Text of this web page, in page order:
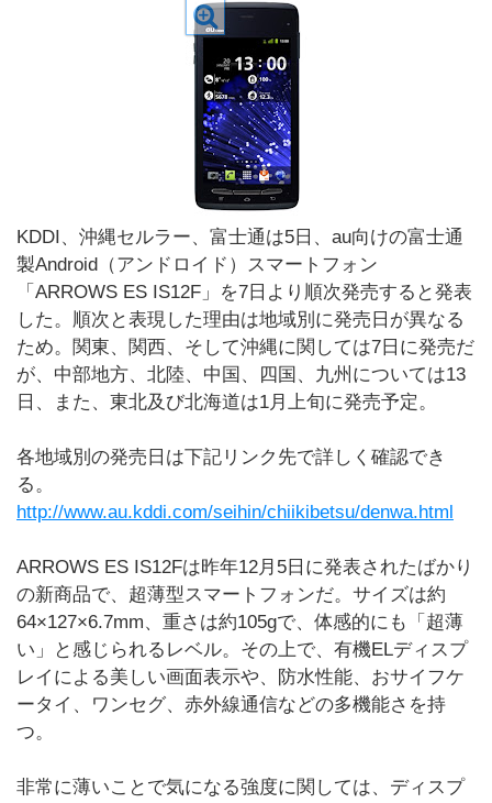
KDDI、沖縄セルラー、富士通は5日、au向けの富士通
製Android（アンドロイド）スマートフォン
「ARROWS ES IS12F」を7日より順次発売すると発表
した。順次と表現した理由は地域別に発売日が異なる
ため。関東、関西、そして沖縄に関しては7日に発売だ
が、中部地方、北陸、中国、四国、九州については13
日、また、東北及び北海道は1月上旬に発売予定。
各地域別の発売日は下記リンク先で詳しく確認でき
る。
http://www.au.kddi.com/seihin/chiikibetsu/denwa.html
ARROWS ES IS12Fは昨年12月5日に発表されたばかり
の新商品で、超薄型スマートフォンだ。サイズは約
64×127×6.7mm、重さは約105gで、体感的にも「超薄
い」と感じられるレベル。その上で、有機ELディスプ
レイによる美しい画面表示や、防水性能、おサイフケ
ータイ、ワンセグ、赤外線通信などの多機能さを持
つ。
非常に薄いことで気になる強度に関しては、ディスプ